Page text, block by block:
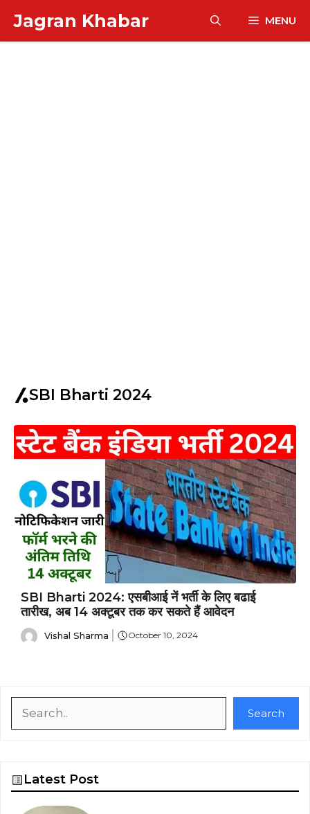
content
Jagran Khabar MENU
SBI Bharti 2024
SBI Bharti 2024: एसबीआई नें भर्ती के लिए बढाई
तारीख, अब 14 अक्टूबर तक कर सकते हैं आवेदन
Vishal Sharma October 10, 2024
Search
Latest Post